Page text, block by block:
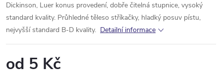
Dickinson, Luer konus provedení, dobře čitelná stupnice, vysoký
standard kvality. Průhledné těleso stříkačky, hladký posuv pístu,
nejvyšší standard B-D kvality. Detailní informace
od 5 Kč